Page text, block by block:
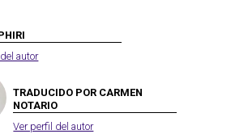
autor
TRADUCIDO POR CARMEN
NOTARIO
Ver perfil del autor